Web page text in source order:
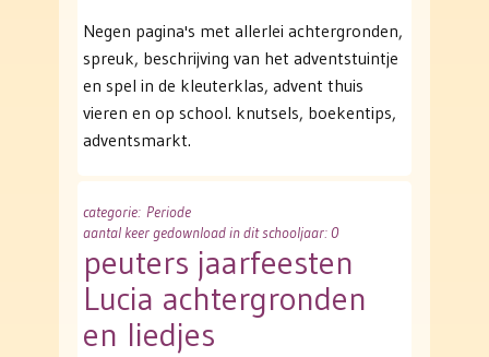
Negen pagina's met allerlei achtergronden,
spreuk, beschrijving van het adventstuintje
en spel in de kleuterklas, advent thuis
vieren en op school. knutsels, boekentips,
adventsmarkt.
categorie: Periode
aantal keer gedownload in dit schooljaar: 0
peuters jaarfeesten
Lucia achtergronden
en liedjes